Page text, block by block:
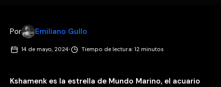
Por Emiliano Gullo
14 de mayo, 2024· Tiempo de lectura: 12 minutos
Kshamenk es la estrella de Mundo Marino, el acuario